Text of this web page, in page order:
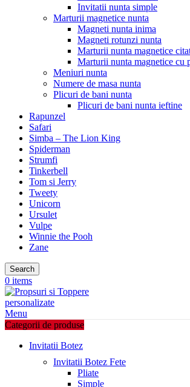
Invitatii nunta simple
Marturii magnetice nunta
Magneti nunta inima
Magneti rotunzi nunta
Marturii nunta magnetice
Marturii nunta magnetice cu
Meniuri nunta
Numere de masa nunta
Plicuri de bani nunta
Plicuri de bani nunta ieftine
Rapunzel
Safari
Simba – The Lion King
Spiderman
Strumfi
Tinkerbell
Tom si Jerry
Tweety
Unicorn
Ursulet
Vulpe
Winnie the Pooh
Zane
Search
0 items
Menu
Categorii de produse
Invitatii Botez
Invitatii Botez Fete
Pliate
Simple